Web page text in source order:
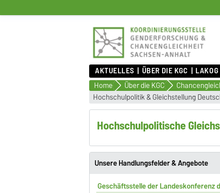
AKTUELLES ÜBER DIE KGC LAKOG
Home Über die KGC
Hochschulpolitik & Gleichstellung
Hochschulpolitische
Unsere Handlungsfelder & Angebote
Geschäftsstelle der Landeskonferenz